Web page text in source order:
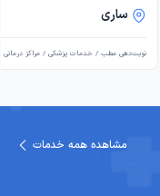
ساری
نوبت‌دهی مطب / خدمات پزشکی / مراکز درمانی
مشاهده همه خدمات